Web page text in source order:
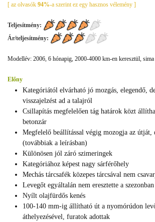
[ az olvasók 94%-a szerint ez egy hasznos vélemény ]
Teljesítmény:
Ár/teljesítmény:
Modellév: 2006, 6 hónapig, 2000-4000 km-en keresztül,
Előny
Kategóriától elvárható jó mozgás, elegendő,
visszajelzést ad a talajról
Csillapítás megfelelően tág határok közt
betonzár
Megfelelő beállítással végig mozogja az útját,
(továbbiak a leírásban)
Különösen jól záró szimeringek
Kategóriához képest nagy sárférőhely
Mechás tárcsafék közepes tárcsával nem
Levegőt egyáltalán nem eresztette a szezonban
Nyílt olajfürdős kenés
100-140 mm-ig állítható út a nyomórúdon
áthelyezésével, furatok adottak